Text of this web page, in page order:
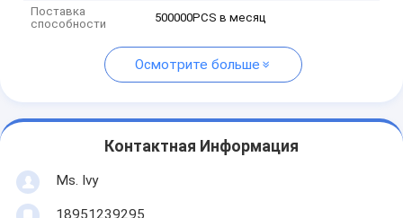
Поставка
способности
500000PCS в месяц
Осмотрите больше
Контактная Информация
Ms. Ivy
18951239295